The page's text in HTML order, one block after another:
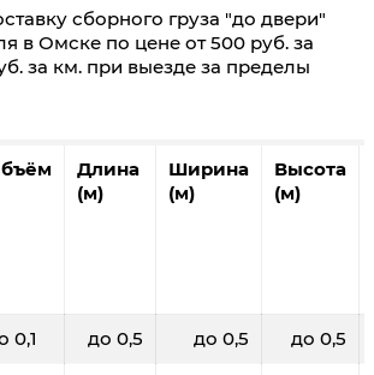
сборного груза "до двери"
в Омске по цене от 500 руб. за
за км. при выезде за пределы
Длина
(м)
Ширина
(м)
Высота
(м)
0,1 до 0,5 до 0,5 до 0,5